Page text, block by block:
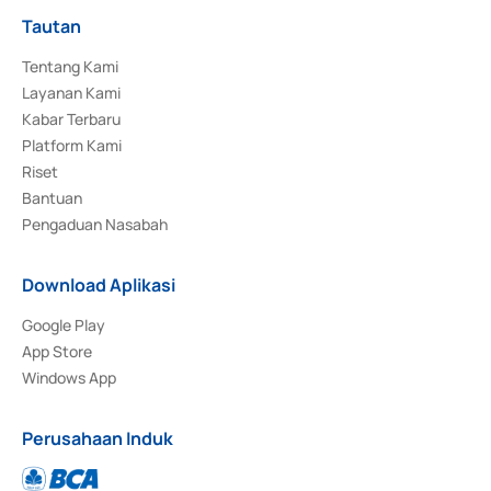
Tautan
Tentang Kami
Layanan Kami
Kabar Terbaru
Platform Kami
Riset
Bantuan
Pengaduan Nasabah
Download Aplikasi
Google Play
App Store
Windows App
Perusahaan Induk